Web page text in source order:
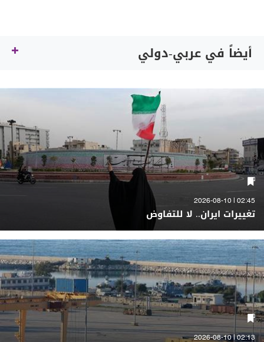
أيضاً في عربي-دولي
02:45 | 2026-08-10
تغييرات ايران.. لا للتفاوض
02:13 | 2026-08-10